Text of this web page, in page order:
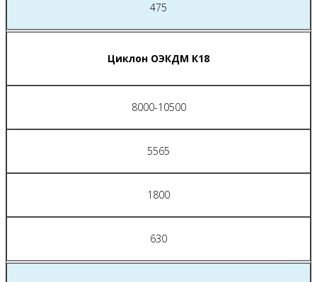
475
Циклон ОЭКДМ К18
8000-10500
5565
1800
630